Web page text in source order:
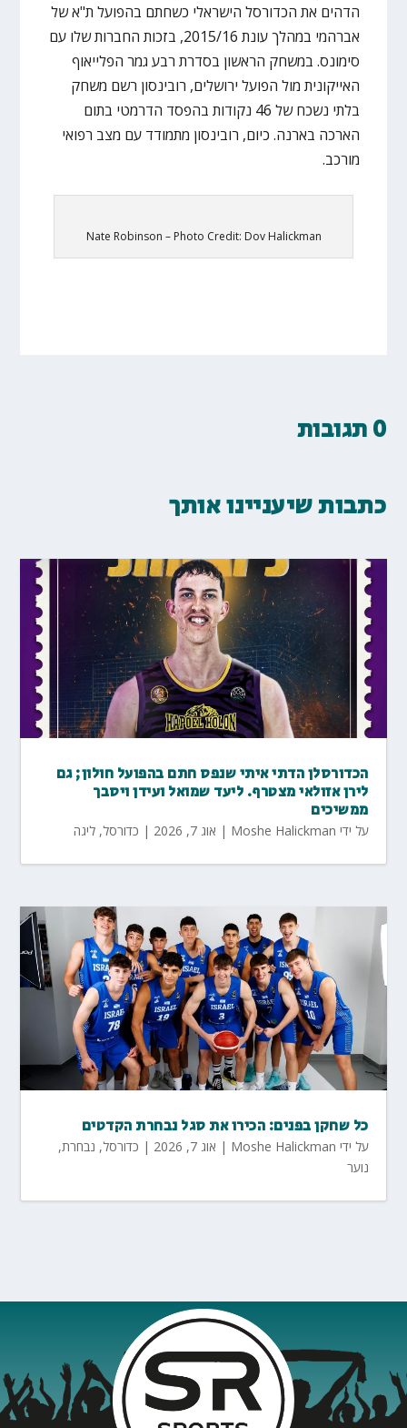
הדהים את הכדורסל הישראלי כשחתם בהפועל ת"א של
אברהמי במהלך עונת 2015/16, בזכות החברות שלו עם
סימונס. במשחק הראשון בסדרת רבע גמר הפלייאוף
האייקונית מול הפועל ירושלים, רובינסון רשם משחק
בלתי נשכח של 46 נקודות בהפסד הדרמטי בתום
הארכה בארנה. כיום, רובינסון מתמודד עם מצב רפואי
מורכב.
Nate Robinson – Photo Credit: Dov Halickman
0 תגובות
כתבות שיעניינו אותך
הכדורסלן הדתי איתי שנפס חתם בהפועל חולון; גם
לירן אזולאי מצטרף. ליעד שמואל ועידן ויסבך
ממשיכים
על ידי Moshe Halickman
| אוג 7, 2026 | כדורסל,ליגה
כל שחקן בפנים: הכירו את סגל נבחרת הקדטים
על ידי Moshe Halickman
| אוג 7, 2026 | כדורסל, נבחרת,
נוער